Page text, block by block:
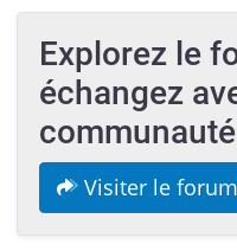
Explorez le
échangez
communauté
Visiter le forum